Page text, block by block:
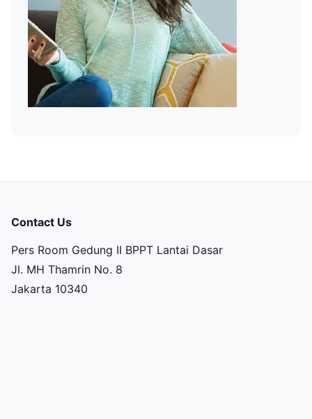
Contact Us
Pers Room Gedung II BPPT Lantai Dasar
Jl. MH Thamrin No. 8
Jakarta 10340